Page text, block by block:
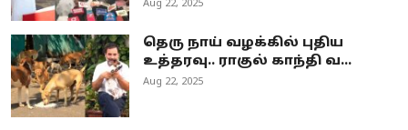
Aug 22, 2025
தெரு நாய் வழக்கில் புதிய
உத்தரவு.. ராகுல் காந்தி வ...
Aug 22, 2025